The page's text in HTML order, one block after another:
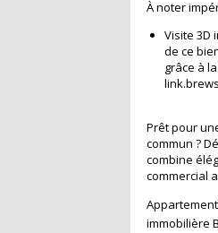
À noter
Visite 3D
de ce
grâce à
Prêt pour
commun ?
combine
commercial
immobilière